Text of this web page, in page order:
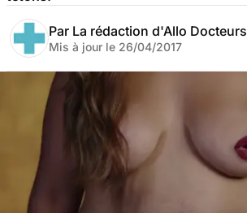
Par La rédaction d'Allo Docteurs
Mis à jour le 26/04/2017